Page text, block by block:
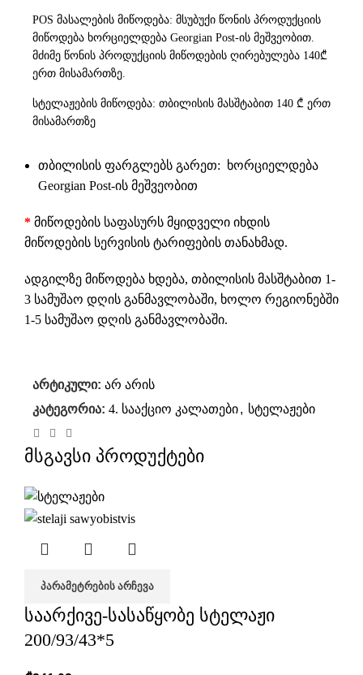
POS მასალების მიწოდება: მსუბუქი წონის პროდუქციის
მიწოდება ხორციელდება Georgian Post-ის მეშვეობით.
მძიმე წონის პროდუქციის მიწოდების ღირებულება 140₾
ერთ მისამართზე.
სტელაჟების მიწოდება: თბილისის მასშტაბით 140 ₾ ერთ
მისამართზე
თბილისის ფარგლებს გარეთ: ხორციელდება
Georgian Post-ის მეშვეობით
* მიწოდების საფასურს მყიდველი იხდის
მიწოდების სერვისის ტარიფების თანახმად.
ადგილზე მიწოდება ხდება, თბილისის მასშტაბით 1-
3 სამუშაო დღის განმავლობაში, ხოლო რეგიონებში
1-5 სამუშაო დღის განმავლობაში.
არტიკული: არ არის
კატეგორია: 4. სააქციო კალათები, სტელაჟები
მსგავსი პროდუქტები
ᲞᲐᲠᲐᲛᲔᲢᲠᲔᲑᲘᲡ ᲐᲠᲩᲔᲕᲐ
საარქივე-სასაწყობე სტელაჟი
200/93/43*5